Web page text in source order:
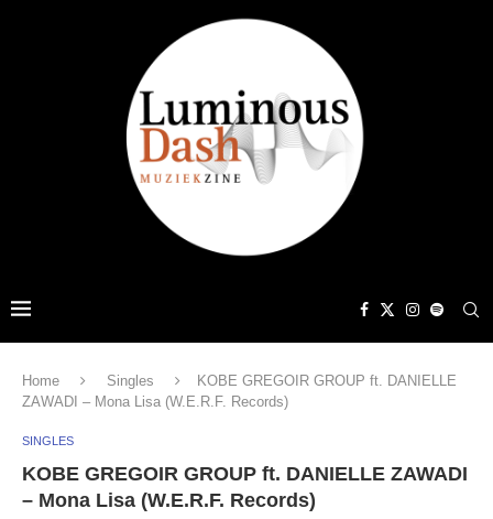
Home Singles
KOBE GREGOIR GROUP ft. DANIELLE
ZAWADI – Mona Lisa (W.E.R.F. Records)
SINGLES
KOBE GREGOIR GROUP ft. DANIELLE ZAWADI
– Mona Lisa (W.E.R.F. Records)